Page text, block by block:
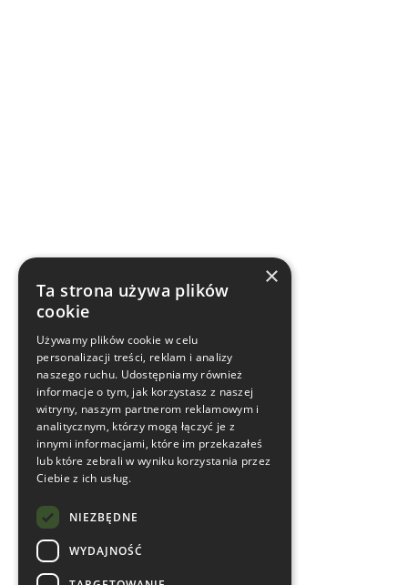
×
Ta strona używa plików
cookie
Używamy plików cookie w celu
personalizacji treści, reklam i analizy
naszego ruchu. Udostępniamy również
informacje o tym, jak korzystasz z naszej
witryny, naszym partnerom reklamowym i
analitycznym, którzy mogą łączyć je z
innymi informacjami, które im przekazałeś
lub które zebrali w wyniku korzystania przez
Ciebie z ich usług.
NIEZBĘDNE
WYDAJNOŚĆ